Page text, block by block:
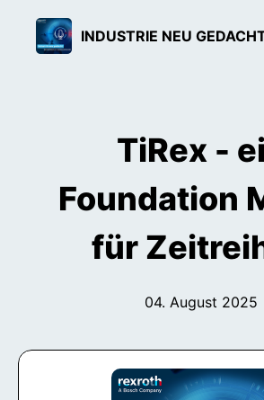
TiRex -
Foundation
für
04. August 2025